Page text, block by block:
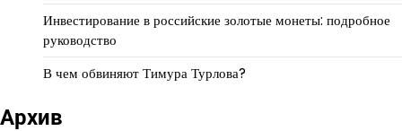
Инвестирование в российские золотые монеты: подробное
руководство
В чем обвиняют Тимура Турлова?
Архив